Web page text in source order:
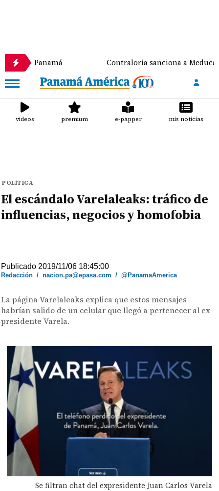
Contraloría sanciona a Meduca y a la
videos premium e-papper mis noticias
POLÍTICA
El escándalo Varelaleaks: tráfico de
influencias, negocios y homofobia
Publicado 2019/11/06 18:45:00
Redacción /nacion.pa@epasa.com /@PanamaAmerica
La página Varelaleaks explica que estos mensajes
habrían salido de un celular que llegó a pertenecer al ex
presidente Varela.
Se filtran chat del expresidente Juan Carlos Varela